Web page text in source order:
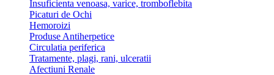
Insuficienta venoasa, varice, tromboflebita
Picaturi de Ochi
Hemoroizi
Produse Antiherpetice
Circulatia periferica
Tratamente, plagi, rani, ulceratii
Afectiuni Renale